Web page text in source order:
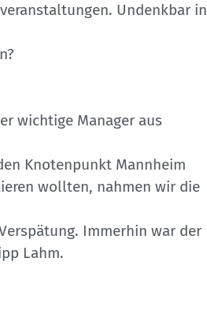
Undenkbar in
wichtige Manager aus
Knotenpunkt Mannheim
wollten, nahmen wir die
Immerhin war der
Lahm.